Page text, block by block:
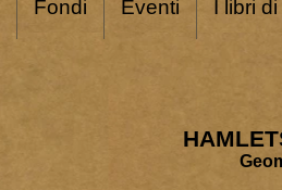
Fondi Eventi I libri